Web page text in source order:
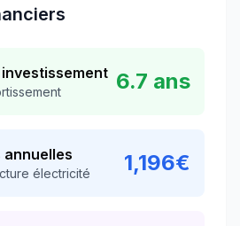
6.7 ans
annuelles
électricité 1,196€